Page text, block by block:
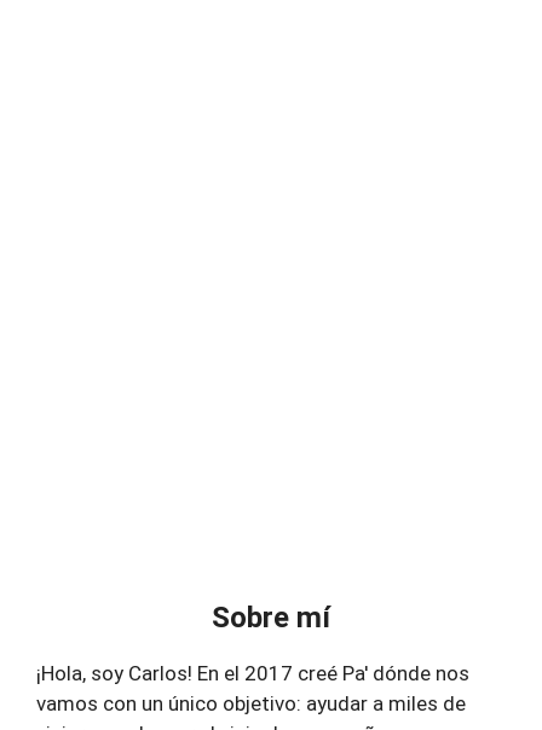
Sobre mí
¡Hola, soy Carlos! En el 2017 creé Pa' dónde nos
vamos con un único objetivo: ayudar a miles de